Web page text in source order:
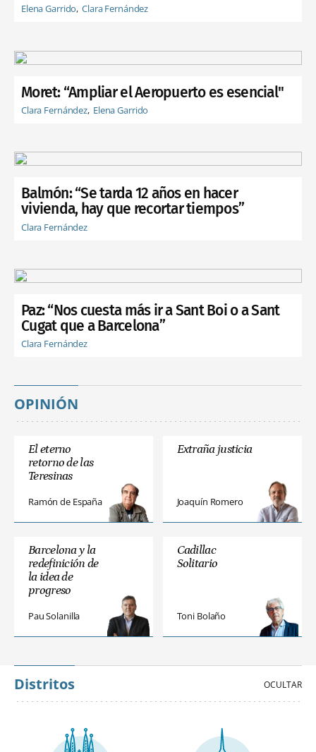
Elena Garrido Clara Fernández
Moret: “Ampliar el Aeropuerto es esencial"
Clara Fernández Elena Garrido
Balmón: “Se tarda 12 años en hacer
vivienda, hay que recortar tiempos”
Clara Fernández
Paz: “Nos cuesta más ir a Sant Boi o a Sant
Cugat que a Barcelona”
Clara Fernández
OPINIÓN
El eterno
retorno de las
Teresinas
Ramón de España
Extraña justicia
Joaquín Romero
Barcelona y la
redefinición de
la idea de
progreso
Pau Solanilla
Cadillac
Solitario
Toni Bolaño
Distritos